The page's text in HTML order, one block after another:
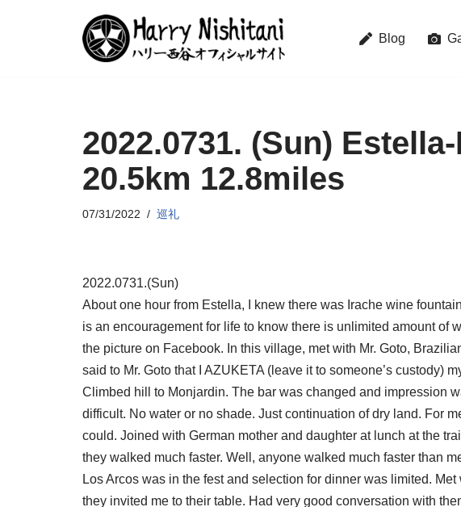
Blog
2022.0731. (Sun)
20.5km 12.8miles
07/31/2022 巡礼
2022.0731.(Sun)
About one hour from Estella, I knew there was Irache wine
is an encouragement for life to know there is unlimited amount of
the picture on Facebook. In this village, met with Mr. Goto,
said to Mr. Goto that I AZUKETA (leave it to someone’s custody)
Climbed hill to Monjardin. The bar was changed and impression
difficult. No water or no shade. Just continuation of dry land. For
could. Joined with German mother and daughter at lunch at the
they walked much faster. Well, anyone walked much faster than
Los Arcos was in the fest and selection for dinner was limited.
they invited me to their table. Had very good conversation with